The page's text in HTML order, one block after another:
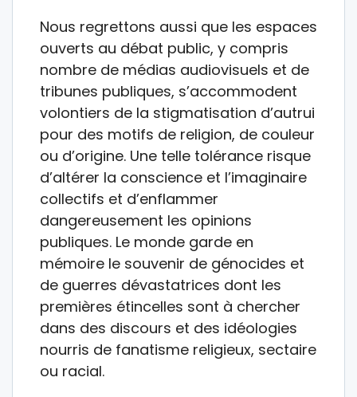
Nous regrettons aussi que les espaces
ouverts au débat public, y compris
nombre de médias audiovisuels et de
tribunes publiques, s’accommodent
volontiers de la stigmatisation d’autrui
pour des motifs de religion, de couleur
ou d’origine. Une telle tolérance risque
d’altérer la conscience et l’imaginaire
collectifs et d’enflammer
dangereusement les opinions
publiques. Le monde garde en
mémoire le souvenir de génocides et
de guerres dévastatrices dont les
premières étincelles sont à chercher
dans des discours et des idéologies
nourris de fanatisme religieux, sectaire
ou racial.